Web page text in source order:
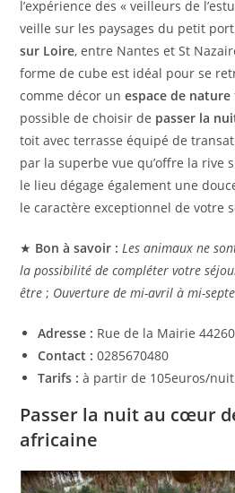
l’expérience des « veilleurs de
veille sur les paysages du petit
sur Loire, entre Nantes et St
forme de cube est idéal pour se
comme décor unespace de nature
possible de choisir de passer la
toit avec terrasse équipé de
par la superbe vue qu’offre la rive
le lieu dégage également une
le caractère exceptionnel de votre
★ Bon à savoir : Les animaux ne
la possibilité de compléter votre
être ; Ouverture de mi-avril à mi-
Adresse : Rue de la Mairie
Contact :0285670480
Tarifs : à partir de 105euros/nuit
Passer la nuit au cœur
africaine